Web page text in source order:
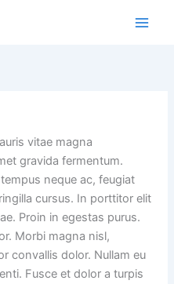
vitae magna
gravida fermentum.
neque ac, feugiat
cursus. In porttitor elit
Proin in egestas purus.
Morbi magna nisl,
convallis dolor. Nullam eu
Fusce et dolor a turpis